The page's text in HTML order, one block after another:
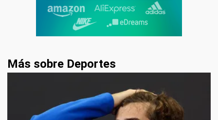
Más sobre Deportes